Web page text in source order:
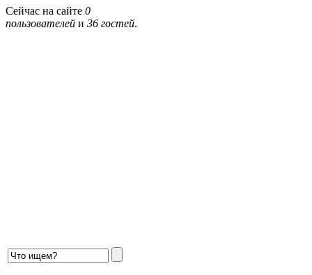
Сейчас на сайте 0
пользователей и 36 гостей.